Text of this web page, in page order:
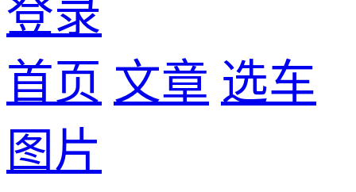
登录
首页 文章 选车
图片